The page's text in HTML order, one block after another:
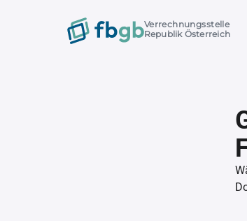
Verrechnungsstelle
Republik Österreich